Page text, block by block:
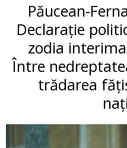
Păucean-
Declarație
zodia
Între
trădarea